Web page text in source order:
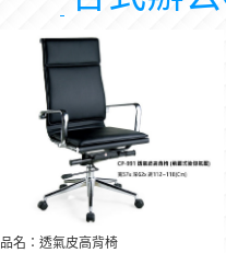
品名：透氣皮高背椅